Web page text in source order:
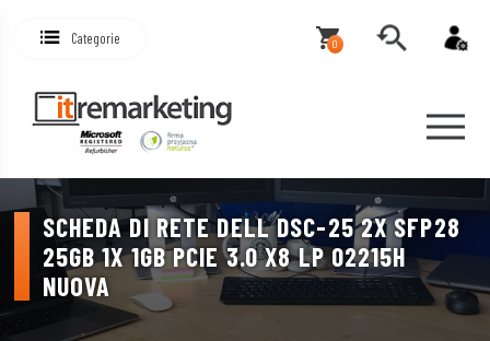
Categorie 0
SCHEDA DI RETE DELL DSC-25 2X SFP28
25GB 1X 1GB PCIE 3.0 X8 LP 02215H
NUOVA